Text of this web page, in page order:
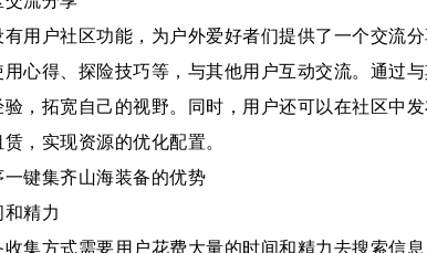
有用户社区功能，为户外爱好者们提供了一个交流
心得、探险技巧等，与其他用户互动交流。通过
，拓宽自己的视野。同时，用户还可以在社区中
，实现资源的优化配置。
一键集齐山海装备的优势
和精力
集方式需要用户花费大量的时间和精力去搜索信